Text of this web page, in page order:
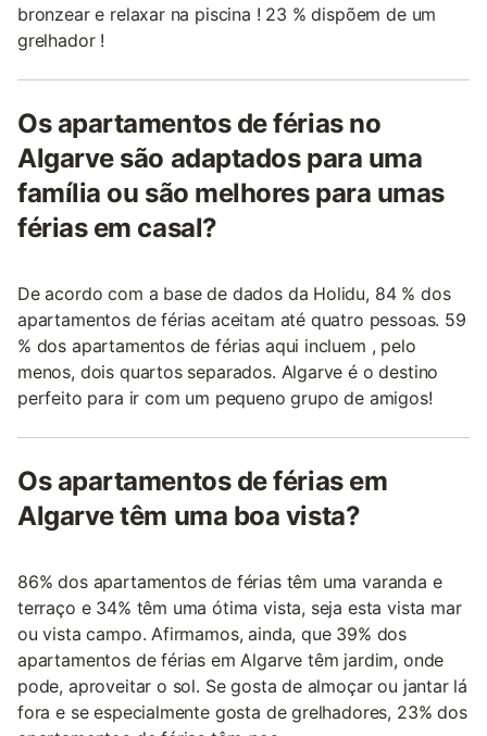
bronzear e relaxar na piscina ! 23 % dispõem de um
grelhador !
Os apartamentos de férias no
Algarve são adaptados para uma
família ou são melhores para umas
férias em casal?
De acordo com a base de dados da Holidu, 84 % dos
apartamentos de férias aceitam até quatro pessoas. 59
% dos apartamentos de férias aqui incluem , pelo
menos, dois quartos separados. Algarve é o destino
perfeito para ir com um pequeno grupo de amigos!
Os apartamentos de férias em
Algarve têm uma boa vista?
86% dos apartamentos de férias têm uma varanda e
terraço e 34% têm uma ótima vista, seja esta vista mar
ou vista campo. Afirmamos, ainda, que 39% dos
apartamentos de férias em Algarve têm jardim, onde
pode, aproveitar o sol. Se gosta de almoçar ou jantar lá
fora e se especialmente gosta de grelhadores, 23% dos